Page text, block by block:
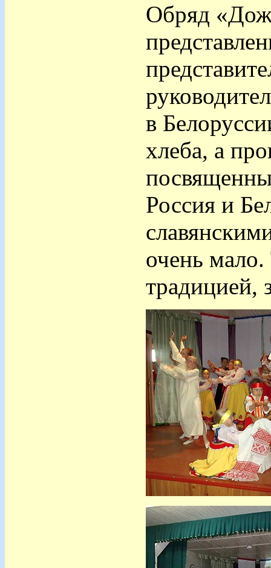
Обряд
в
хлеба, а
Россия и
очень
традицией,